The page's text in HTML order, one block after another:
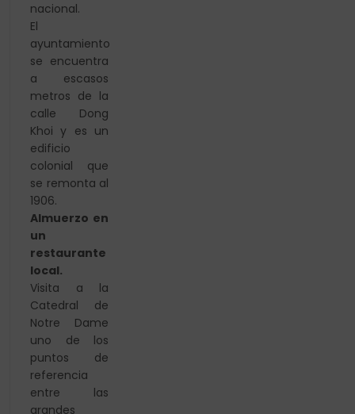
nacional.
El
ayuntamiento
se encuentra
a escasos
metros de la
calle Dong
Khoi y es un
edificio
colonial que
se remonta al
1906.
Almuerzo en
un
restaurante
local.
Visita a la
Catedral de
Notre Dame
uno de los
puntos de
referencia
entre las
grandes